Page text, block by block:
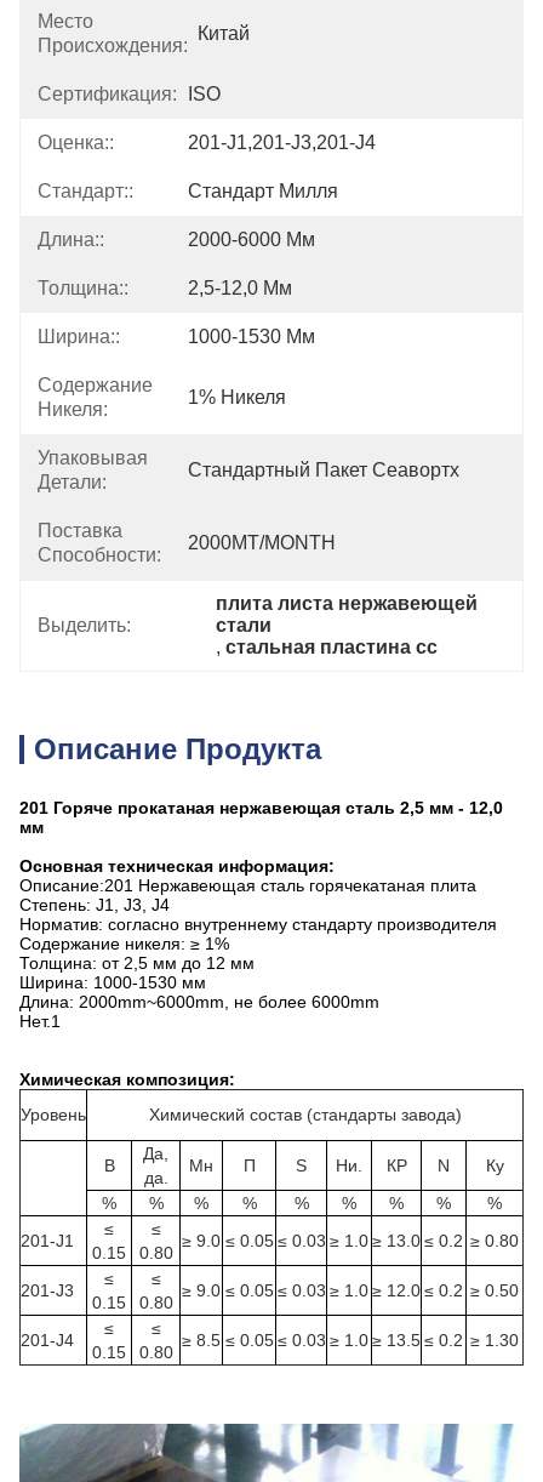
Место
Происхождения:
Китай
Сертификация: ISO
Оценка:: 201-J1,201-J3,201-J4
Стандарт:: Стандарт Милля
Длина:: 2000-6000 Мм
Толщина:: 2,5-12,0 Мм
Ширина:: 1000-1530 Мм
Содержание
Никеля:
1% Никеля
Упаковывая
Детали:
Стандартный Пакет Сеавортх
Поставка
Способности:
2000MT/MONTH
Выделить:
плита листа нержавеющей
стали
, стальная пластина сс
Описание Продукта
201 Горяче прокатаная нержавеющая сталь 2,5 мм - 12,0
мм
Основная техническая информация:
Описание:201 Нержавеющая сталь горячекатаная плита
Степень: J1, J3, J4
Норматив: согласно внутреннему стандарту производителя
Содержание никеля: ≥ 1%
Толщина: от 2,5 мм до 12 мм
Ширина: 1000-1530 мм
Длина: 2000mm~6000mm, не более 6000mm
Нет.1
Химическая композиция:
Уровень
Химический состав (стандарты завода)
В
Да,
да.
Мн П S Ни. КР N
Ку
%
% % % % % % %
%
201-J1
≤
0.15
≤
0.80
≥ 9.0 ≤ 0.05 ≤ 0.03 ≥ 1.0≥ 13.0≤ 0.2 ≥ 0.80
201-J3
≤
0.15
≤
0.80
≥ 9.0 ≤ 0.05 ≤ 0.03 ≥ 1.0≥ 12.0≤ 0.2 ≥ 0.50
201-J4
≤
0.15
≤
0.80
≥ 8.5 ≤ 0.05 ≤ 0.03 ≥ 1.0≥ 13.5≤ 0.2 ≥ 1.30